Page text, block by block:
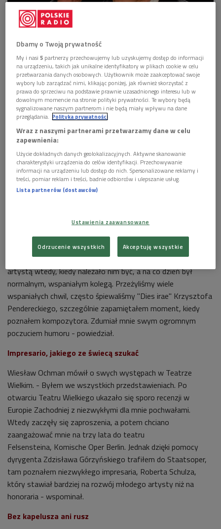
FOTEK/REPORTER
Zima stulecia we Wrocławiu
Wiesław Ochmanmówił o początkach swojej kariery. - Mój
pierwszy gościnny występ miał miejsce w "Strasznym
dworze" w Operze Wrocławskiej. To była zima stulecia, ale
wszystko poszło dobrze. Potem śpiewałem "Traviatę" na
całym świecie, ale w Warszawie śpiewała Zofia Rudnicka, o
której niewielu pamięta. To była żona Henryka Debicha,
wspaniały sopran koloraturowy, niestety po chorobie odeszła
dosyć wcześnie. Po tym występie zaproponowano mi
"Straszny dwór", to była reżyseria Aleksandra
Bardiniego,Bernard Ładysz śpiewał rolę Zbigniewa i już
Benio, nie Bernard i poczucie humoru Pendereckiego
Dodał, że już od tego momentu zostali przyjaciółmi, spotykali
się całymi rodzinami. - Benio był uroczym człowiekiem, był
artystą wtedy, kiedy należało nim być, a na co dzień był
normalnym, wspaniałym kolegą. Przeżyliśmy wiele
wspaniałych chwil, często śpiewaliśmy "Dies irae" Krzysztofa
Pendereckiego, szczególnie zapamiętałem moment, kiedy
poznałem kompozytora. Zdumiał mnie swym ogromnym
poczuciem humoru - powiedział.
Impresario, jakiego ze świecą szukać
Wiesław Ochman mówił o swych występach w Teatrze
Wielkim. - Byłem we wszystkich przedstawieniach. Po
otwarciu Teatru Wielkiego ukazało się sporo recenzji w
Europie Zachodniej z niezwykłymi dla mnie pochwałami.
Wtedy zaczęły się zaproszenia, a potem chciano
zaangażować mnie na trzy lata do teatru
Felsensteina, Komische Oper Berlin. Jednak dzięki pomocy
dyrygenta Zdzisława Górzyńskiego trafiłem do Staatsoper,
tam poznałem niezwykłego impresaria, Roberta Schulza,
który stawiał bardziej na rozwój młodego artysty niż na
honoraria - wspominał.
Bez kapelusza ani rusz
Dbamy o Twoją prywatność
My i nasi5 partnerzy przechowujemy lub uzyskujemy dostęp do informacji
na urządzeniu, takich jak unikalne identyfikatory w plikach cookie w celu
przetwarzania danych osobowych. Użytkownik może zaakceptować swoje
wybory lub zarządzać nimi, klikając poniżej, jak również skorzystać z
prawa do sprzeciwu na podstawie prawnie uzasadnionego interesu lub w
dowolnym momencie na stronie polityki prywatności. Te wybory będą
sygnalizowane naszym partnerom i nie będą miały wpływu na dane
przeglądania. Polityka prywatności
Wraz z naszymi partnerami przetwarzamy dane w celu
zapewnienia:
Użycie dokładnych danych geolokalizacyjnych. Aktywne skanowanie
charakterystyki urządzenia do celów identyfikacji. Przechowywanie
informacji na urządzeniu lub dostęp do nich. Spersonalizowane reklamy i
treści, pomiar reklam i treści, badnie odbiorców i ulepszanie usług.
Lista partnerów (dostawców)
Ustawienia zaawansowane
Odrzucenie wszystkich Akceptuję wszystkie